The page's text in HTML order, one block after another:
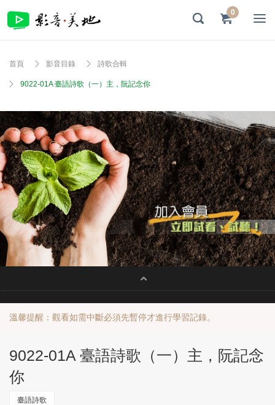
0
首頁 影音目錄 詩歌合輯
9022-01A 臺語詩歌（一）主，阮記念你
溫馨提醒：觀看如需中斷必須先暫停才進行學習記錄。
9022-01A 臺語詩歌（一）主，阮記念
你
臺語詩歌